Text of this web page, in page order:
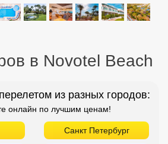
в Novotel Beach
из разных городов:
онлайн по лучшим ценам!
Санкт Петербург